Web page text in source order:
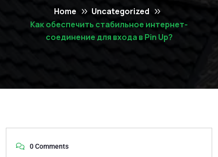
Home
Uncategorized
Как обеспечить стабильное интернет-
соединение для входа в Pin Up?
0 Comments